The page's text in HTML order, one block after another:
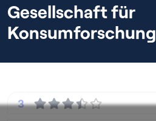
Gesellschaft für
Konsumforschung
3